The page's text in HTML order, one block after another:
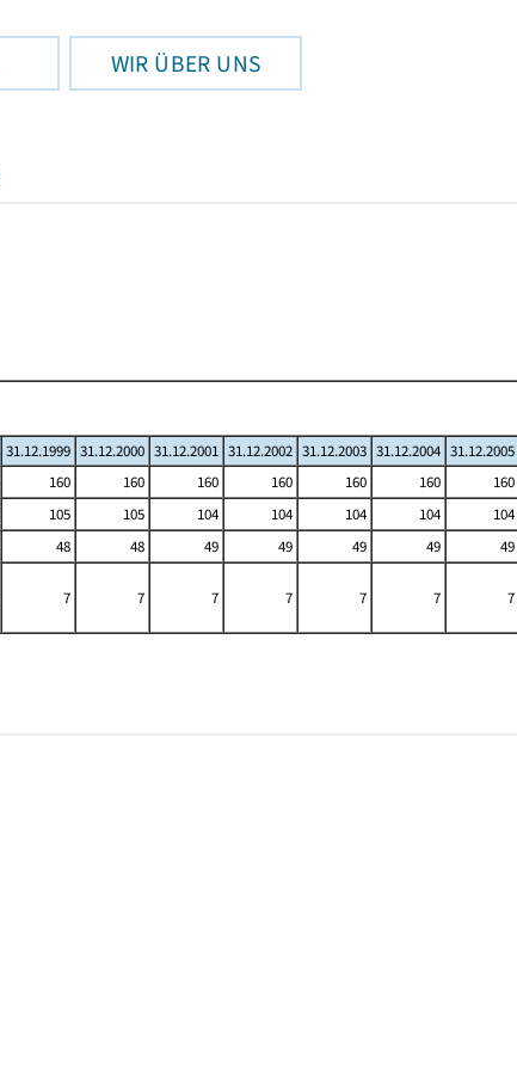
WIR ÜBER UNS
31.12.1999 31.12.2000 31.12.2001 31.12.2002 31.12.2003 31.12.2004 31.12.2005
160 160 160 160 160 160
160
105 105 104 104 104 104
104
48 48 49 49 49 49
49
7 7 7 7 7 7 7